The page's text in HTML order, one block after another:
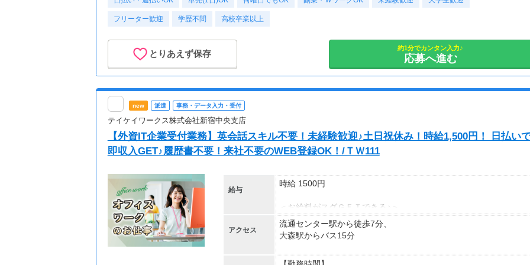
フリーター歓迎 学歴不問 高校卒業以上
とりあえず保存
約1分でカンタン入力♪
応募へ進む
new 派遣 事務・データ入力・受付
テイケイワークス株式会社新宿中央支店
【外資IT企業受付業務】英会話スキル不要！未経験歓迎♪土日祝休み！時給1,500円！ 日払い
即収入GET♪履歴書不要！来社不要のWEB登録OK！/ＴＷ111
給与
時給 1500円
＜お給料がスグＧＥＴできる♪＞
【日払いＯＫ】(規定あり)
【週払いＯＫ】(金〆切、翌金支払い)
アクセス
流通センター駅から徒歩7分、
大森駅からバス15分
＜東京駅周辺以外にも＞